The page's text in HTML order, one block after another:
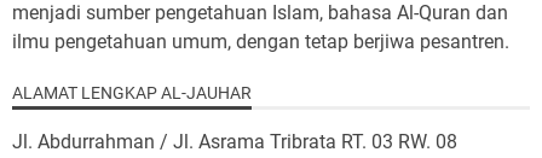
menjadi sumber pengetahuan Islam, bahasa Al-Quran dan
ilmu pengetahuan umum, dengan tetap berjiwa pesantren.
ALAMAT LENGKAP AL-JAUHAR
Jl. Abdurrahman / Jl. Asrama Tribrata RT. 03 RW. 08